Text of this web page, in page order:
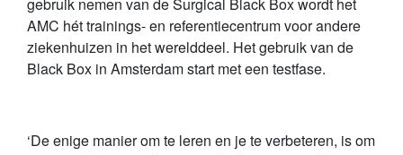
gebruik nemen van de Surgical Black Box wordt het
AMC hét trainings- en referentiecentrum voor andere
ziekenhuizen in het werelddeel. Het gebruik van de
Black Box in Amsterdam start met een testfase.
‘De enige manier om te leren en je te verbeteren, is om